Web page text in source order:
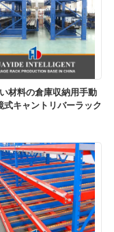
材料の倉庫収納用手動
式キャントリバーラック